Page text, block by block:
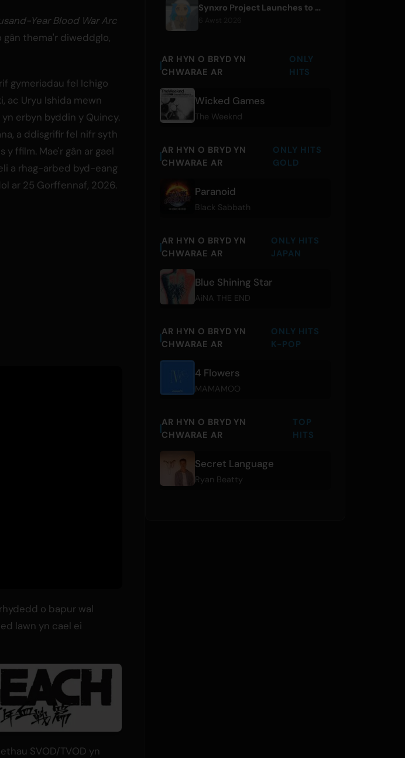
Year Blood War Arc
thema'r diweddglo,
gymeriadau fel Ichigo
ac Uryu Ishida mewn
erbyn byddin y Quincy.
a ddisgrifir fel nifr syth
y ffilm. Mae'r gân ar gael
a rhag-arbed byd-eang
ar 25 Gorffennaf, 2026.
o bapur wal
lawn yn cael ei
SVOD/TVOD yn
Synxro Project Launches to Create New IP from Fictional Anime Openings
AR HYN O BRYD YN
CHWARAE AR
ONLY
HITS
Wicked Games
The Weeknd
AR HYN O BRYD YN
CHWARAE AR
ONLY HITS
GOLD
Paranoid
Black Sabbath
AR HYN O BRYD YN
CHWARAE AR
ONLY HITS
JAPAN
Blue Shining Star
AiNA THE END
AR HYN O BRYD YN
CHWARAE AR
ONLY HITS
K-POP
4 Flowers
MAMAMOO
AR HYN O BRYD YN
CHWARAE AR
TOP
HITS
Secret Language
Ryan Beatty